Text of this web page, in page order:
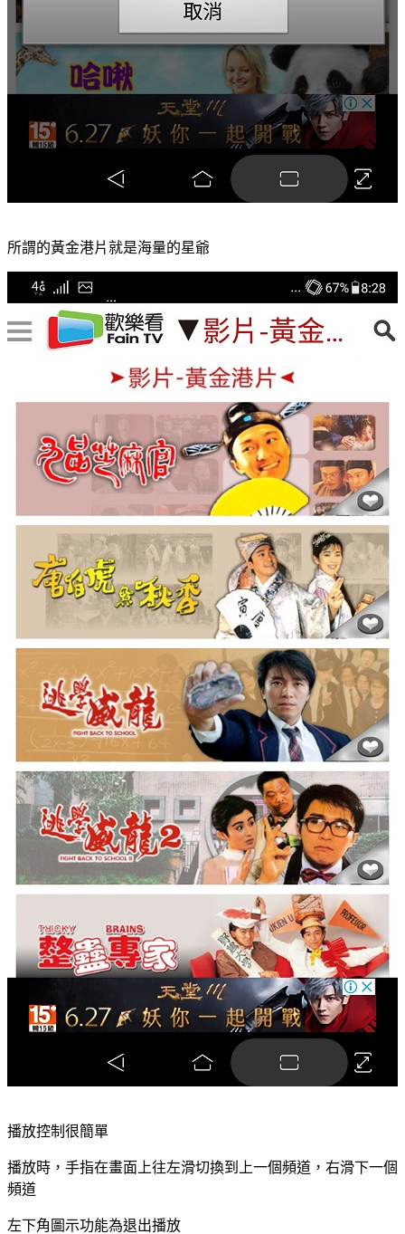
所謂的黃金港片就是海量的星爺
播放控制很簡單
播放時，手指在畫面上往左滑切換到上一個頻道，右滑下一個
頻道
左下角圖示功能為退出播放